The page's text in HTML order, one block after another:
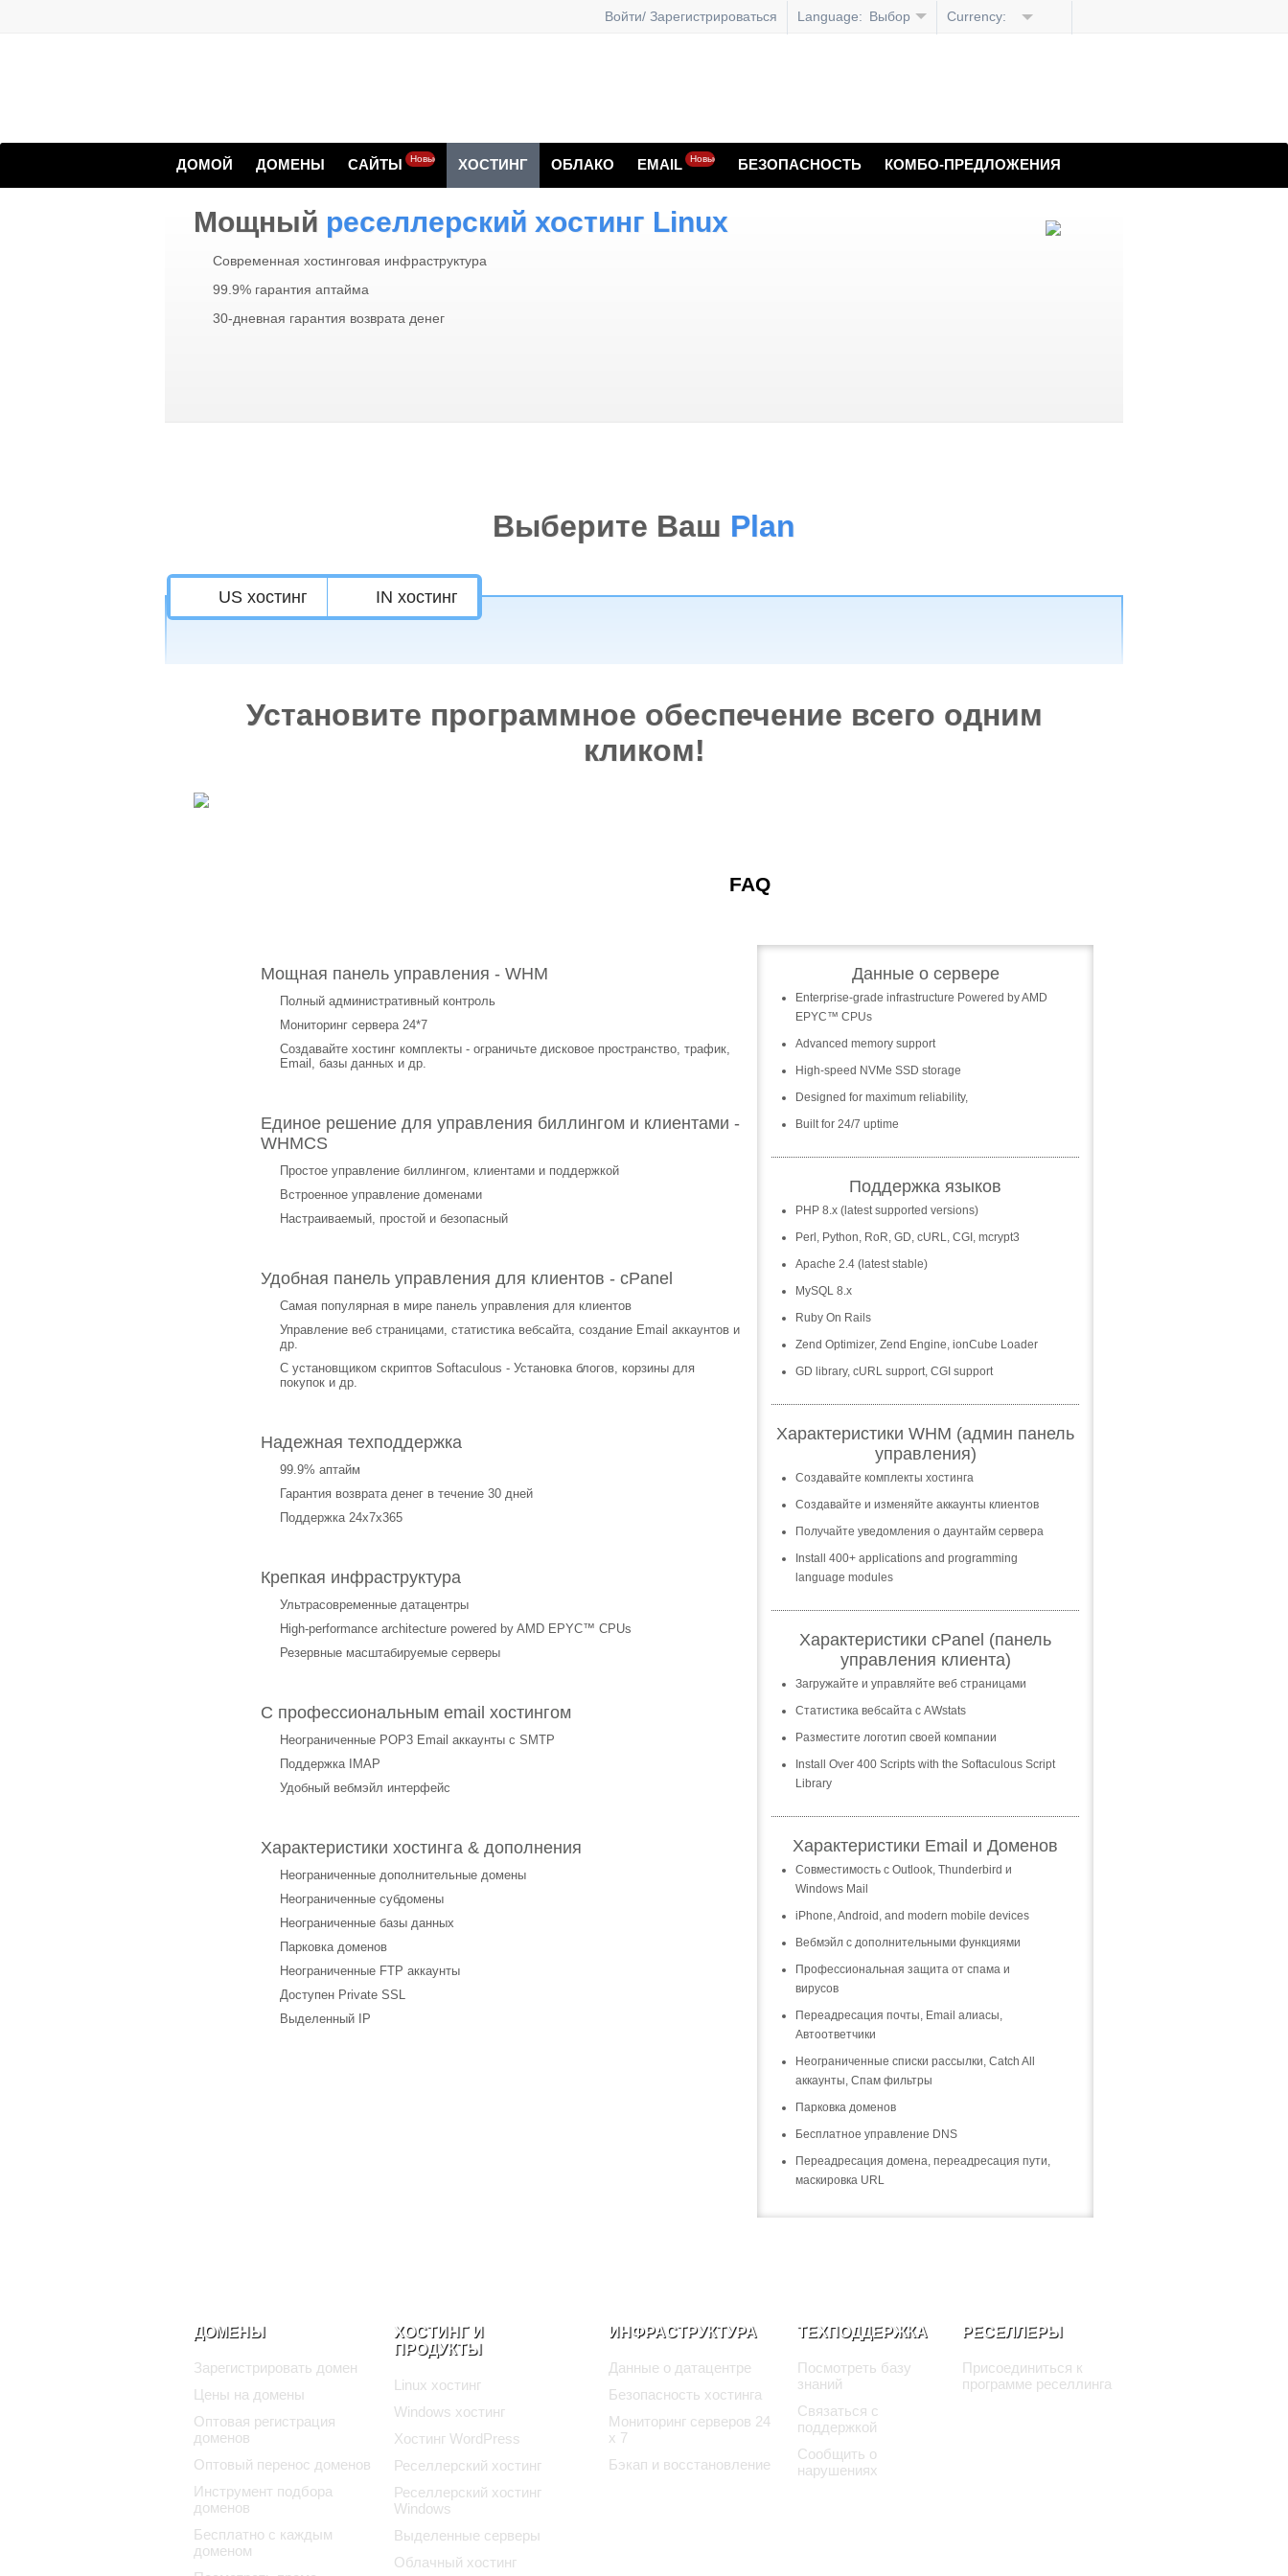
Войти/ Зарегистрироваться Language: Выбор
Currency:
ДОМОЙ ДОМЕНЫ САЙТЫ Новые ХОСТИНГ ОБЛАКО EMAIL Новые БЕЗОПАСНОСТЬ КОМБО-ПРЕДЛОЖЕНИЯ
Мощный реселлерский хостинг Linux
Современная хостинговая инфраструктура
99.9% гарантия аптайма
30-дневная гарантия возврата денег
Выберите Ваш Plan
US хостинг IN хостинг
Установите программное обеспечение всего одним
кликом!
FAQ
Мощная панель управления - WHM
Полный административный контроль
Мониторинг сервера 24*7
Создавайте хостинг комплекты - ограничьте дисковое пространство, трафик,
Email, базы данных и др.
Единое решение для управления биллингом и клиентами -
WHMCS
Простое управление биллингом, клиентами и поддержкой
Встроенное управление доменами
Настраиваемый, простой и безопасный
Удобная панель управления для клиентов - cPanel
Самая популярная в мире панель управления для клиентов
Управление веб страницами, статистика вебсайта, создание Email аккаунтов и
др.
С установщиком скриптов Softaculous - Установка блогов, корзины для
покупок и др.
Надежная техподдержка
99.9% аптайм
Гарантия возврата денег в течение 30 дней
Поддержка 24x7x365
Крепкая инфраструктура
Ультрасовременные датацентры
High-performance architecture powered by AMD EPYC™ CPUs
Резервные масштабируемые серверы
С профессиональным email хостингом
Неограниченные POP3 Email аккаунты с SMTP
Поддержка IMAP
Удобный вебмэйл интерфейс
Характеристики хостинга & дополнения
Неограниченные дополнительные домены
Неограниченные субдомены
Неограниченные базы данных
Парковка доменов
Неограниченные FTP аккаунты
Доступен Private SSL
Выделенный IP
Данные о сервере
Enterprise-grade infrastructure Powered by AMD
EPYC™ CPUs
Advanced memory support
High-speed NVMe SSD storage
Designed for maximum reliability,
Built for 24/7 uptime
Поддержка языков
PHP 8.x (latest supported versions)
Perl, Python, RoR, GD, cURL, CGI, mcrypt3
Apache 2.4 (latest stable)
MySQL 8.x
Ruby On Rails
Zend Optimizer, Zend Engine, ionCube Loader
GD library, cURL support, CGI support
Характеристики WHM (админ панель
управления)
Создавайте комплекты хостинга
Создавайте и изменяйте аккаунты клиентов
Получайте уведомления о даунтайм сервера
Install 400+ applications and programming
language modules
Характеристики cPanel (панель
управления клиента)
Загружайте и управляйте веб страницами
Статистика вебсайта с AWstats
Разместите логотип своей компании
Install Over 400 Scripts with the Softaculous Script
Library
Характеристики Email и Доменов
Совместимость с Outlook, Thunderbird и
Windows Mail
iPhone, Android, and modern mobile devices
Вебмэйл с дополнительными функциями
Профессиональная защита от спама и
вирусов
Переадресация почты, Email алиасы,
Автоответчики
Неограниченные списки рассылки, Catch All
аккаунты, Спам фильтры
Парковка доменов
Бесплатное управление DNS
Переадресация домена, переадресация пути,
маскировка URL
ДОМЕНЫ
Зарегистрировать домен
Цены на домены
Оптовая регистрация
доменов
Оптовый перенос доменов
Инструмент подбора
доменов
Бесплатно с каждым
доменом
ХОСТИНГ И
ПРОДУКТЫ
Linux хостинг
Windows хостинг
Хостинг WordPress
Реселлерский хостинг
Реселлерский хостинг
Windows
Выделенные серверы
Облачный хостинг
ИНФРАСТРУКТУРА
Данные о датацентре
Безопасность хостинга
Мониторинг серверов 24
x 7
Бэкап и восстановление
ТЕХПОДДЕРЖКА
Посмотреть базу
знаний
Связаться с
поддержкой
Сообщить о
нарушениях
РЕСЕЛЛЕРЫ
Присоединиться к
программе реселлинга